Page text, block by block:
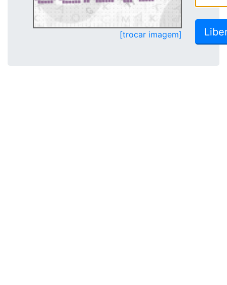
[trocar imagem]